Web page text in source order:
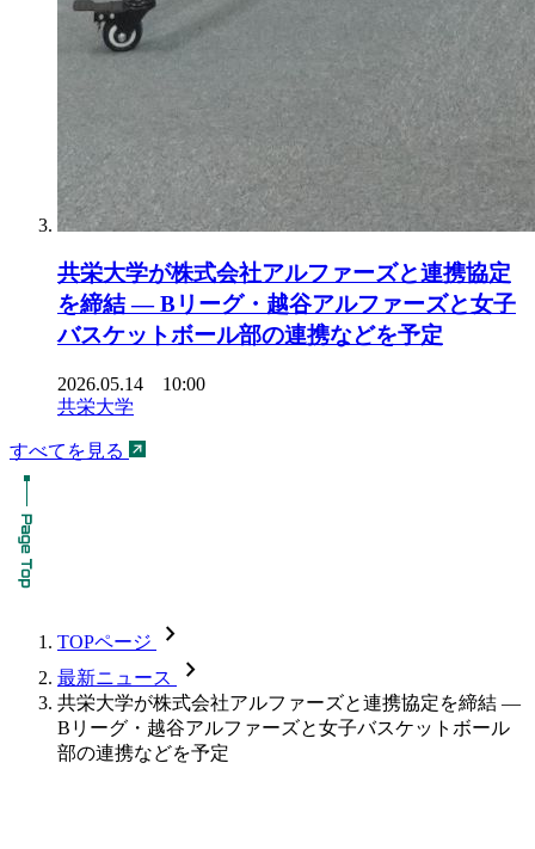
共栄大学が株式会社アルファーズと連携協定
を締結 ― Bリーグ・越谷アルファーズと女子
バスケットボール部の連携などを予定
2026.05.14 10:00
共栄大学
すべてを見る
TOPページ chevron_forward
最新ニュース chevron_forward
共栄大学が株式会社アルファーズと連携協定を締結 ―
Bリーグ・越谷アルファーズと女子バスケットボール
部の連携などを予定